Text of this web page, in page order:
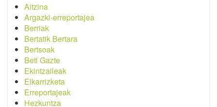
Aitzina
Argazki-erreportajea
Berriak
Bertatik Bertara
Bertsoak
Beti Gazte
Ekintzaileak
Elkarrizketa
Erreportajeak
Hezkuntza